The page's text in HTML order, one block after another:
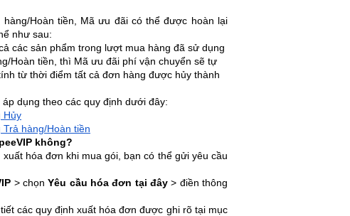
Hoàn tiền, Mã ưu đãi có thể được hoàn lại
như sau:
các sản phẩm trong lượt mua hàng đã sử dụng
Hoàn tiền, thì Mã ưu đãi phí vận chuyển sẽ tự
từ thời điểm tất cả đơn hàng được hủy thành
áp dụng theo các quy định dưới đây:
Hủy
hàng/Hoàn tiền
không?
hóa đơn khi mua gói, bạn có thể gửi yêu cầu
> chọnYêu cầu hóa đơn tại đây > điền thông
các quy định xuất hóa đơn được ghi rõ tại mục